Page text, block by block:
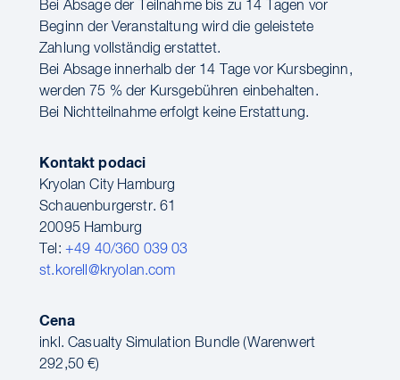
Bei Absage der Teilnahme bis zu 14 Tagen vor
Beginn der Veranstaltung wird die geleistete
Zahlung vollständig erstattet.
Bei Absage innerhalb der 14 Tage vor Kursbeginn,
werden 75 % der Kursgebühren einbehalten.
Bei Nichtteilnahme erfolgt keine Erstattung.
Kontakt podaci
Kryolan City Hamburg
Schauenburgerstr. 61
20095 Hamburg
Tel: +49 40/360 039 03
st.korell@kryolan.com
Cena
inkl. Casualty Simulation Bundle (Warenwert
292,50 €)